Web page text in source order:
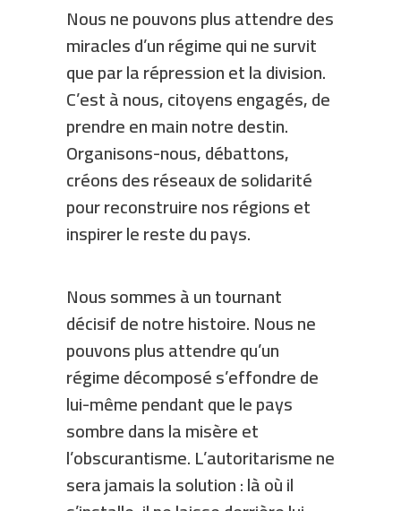
Nous ne pouvons plus attendre des
miracles d’un régime qui ne survit
que par la répression et la division.
C’est à nous, citoyens engagés, de
prendre en main notre destin.
Organisons-nous, débattons,
créons des réseaux de solidarité
pour reconstruire nos régions et
inspirer le reste du pays.
Nous sommes à un tournant
décisif de notre histoire. Nous ne
pouvons plus attendre qu’un
régime décomposé s’effondre de
lui-même pendant que le pays
sombre dans la misère et
l’obscurantisme. L’autoritarisme ne
sera jamais la solution : là où il